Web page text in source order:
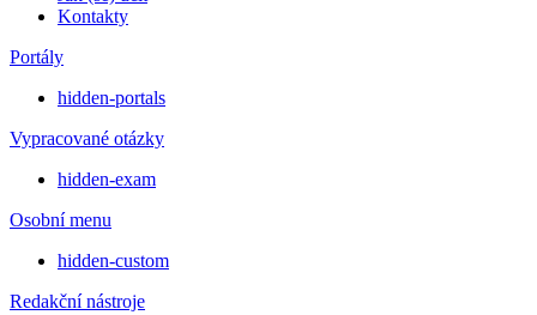
Kontakty
Portály
hidden-portals
Vypracované otázky
hidden-exam
Osobní menu
hidden-custom
Redakční nástroje